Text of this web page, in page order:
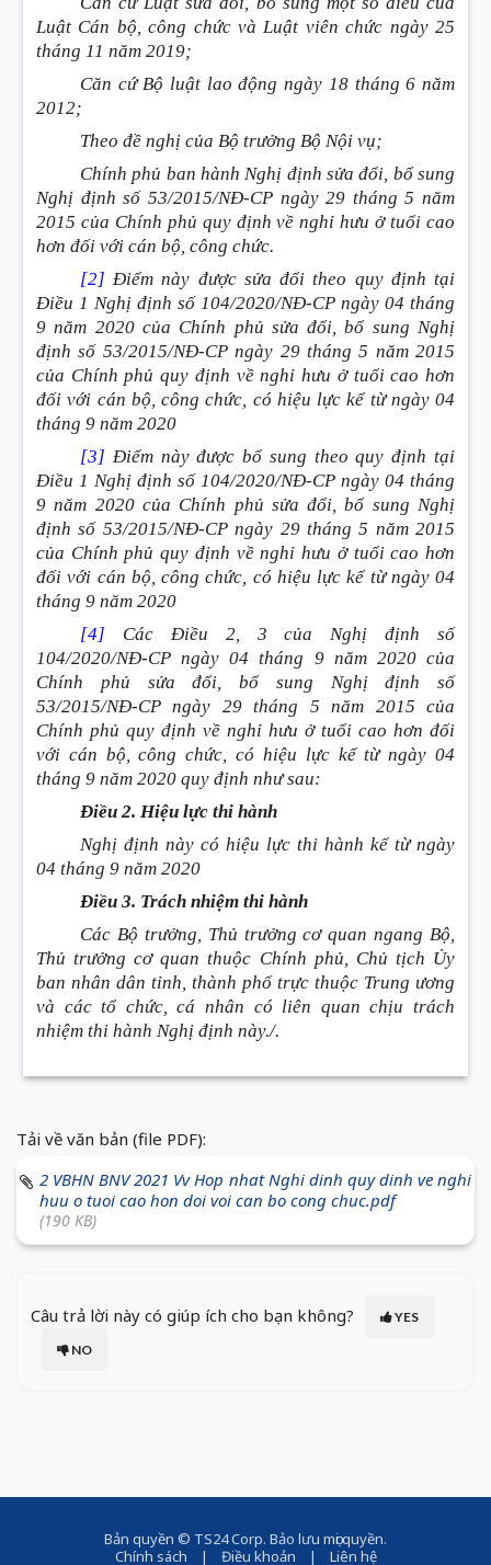
Luật Cán bộ, công chức và Luật viên chức ngày 25
tháng 11 năm 2019;
Căn cứ Bộ luật lao động ngày 18 tháng 6 năm
2012;
Theo đề nghị của Bộ trưởng Bộ Nội vụ;
Chính phủ ban hành Nghị định sửa đổi, bổ sung
Nghị định số 53/2015/NĐ-CP ngày 29 tháng 5 năm
2015 của Chính phủ quy định về nghỉ hưu ở tuổi cao
hơn đối với cán bộ, công chức.
[2] Điểm này được sửa đổi theo quy định tại
Điều 1 Nghị định số 104/2020/NĐ-CP ngày 04 tháng
9 năm 2020 của Chính phủ sửa đổi, bổ sung Nghị
định số 53/2015/NĐ-CP ngày 29 tháng 5 năm 2015
của Chính phủ quy định về nghỉ hưu ở tuổi cao hơn
đối với cán bộ, công chức, có hiệu lực kể từ ngày 04
tháng 9 năm 2020
[3] Điểm này được bổ sung theo quy định tại
Điều 1 Nghị định số 104/2020/NĐ-CP ngày 04 tháng
9 năm 2020 của Chính phủ sửa đổi, bổ sung Nghị
định số 53/2015/NĐ-CP ngày 29 tháng 5 năm 2015
của Chính phủ quy định về nghỉ hưu ở tuổi cao hơn
đối với cán bộ, công chức, có hiệu lực kể từ ngày 04
tháng 9 năm 2020
[4] Các Điều 2, 3 của Nghị định số
104/2020/NĐ-CP ngày 04 tháng 9 năm 2020 của
Chính phủ sửa đổi, bổ sung Nghị định số
53/2015/NĐ-CP ngày 29 tháng 5 năm 2015 của
Chính phủ quy định về nghỉ hưu ở tuổi cao hơn đối
với cán bộ, công chức, có hiệu lực kể từ ngày 04
tháng 9 năm 2020 quy định như sau:
Điều 2. Hiệu lực thi hành
Nghị định này có hiệu lực thi hành kể từ ngày
04 tháng 9 năm 2020
Điều 3. Trách nhiệm thi hành
Các Bộ trưởng, Thủ trưởng cơ quan ngang Bộ,
Thủ trưởng cơ quan thuộc Chính phủ, Chủ tịch Ủy
ban nhân dân tỉnh, thành phố trực thuộc Trung ương
và các tổ chức, cá nhân có liên quan chịu trách
nhiệm thi hành Nghị định này./.
Tải về văn bản (file PDF):
2 VBHN BNV 2021 Vv Hop nhat Nghi dinh quy dinh ve nghi
huu o tuoi cao hon doi voi can bo cong chuc.pdf
(190 KB)
Câu trả lời này có giúp ích cho bạn không?
YES
NO
Bản quyền © TS24 Corp. Bảo lưu mọi quyền.
Chính sách | Điều khoản | Liên hệ